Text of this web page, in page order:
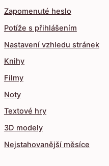
Zapomenuté heslo
Potíže s přihlášením
Nastavení vzhledu stránek
Knihy
Filmy
Noty
Textové hry
3D modely
Nejstahovanější měsíce